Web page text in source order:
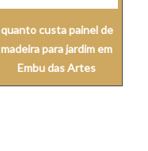
quanto custa painel de
madeira para jardim em
Embu das Artes